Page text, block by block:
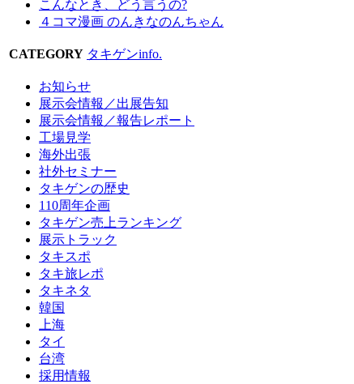
こんなとき、どう言うの?
４コマ漫画 のんきなのんちゃん
CATEGORY タキゲンinfo.
お知らせ
展示会情報／出展告知
展示会情報／報告レポート
工場見学
海外出張
社外セミナー
タキゲンの歴史
110周年企画
タキゲン売上ランキング
展示トラック
タキスポ
タキ旅レポ
タキネタ
韓国
上海
タイ
台湾
採用情報